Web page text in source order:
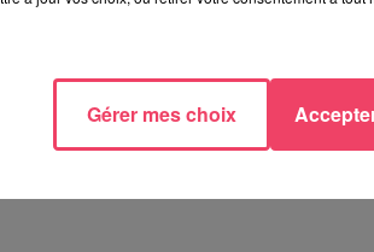
DANS CERTAINS PAYS D’ASIE
Chine et en Asie, Julie a pris l’initiative
de ne pas forcément privilégier ces
Gérer mes choix